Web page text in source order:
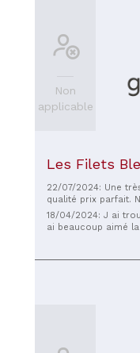
Non
applicable
Les Filets
22/07/2024: Une
qualité prix parfait.
dans ce restaurant
service
18/04/2024: J ai
ai beaucoup aimé
pris le menu à 25